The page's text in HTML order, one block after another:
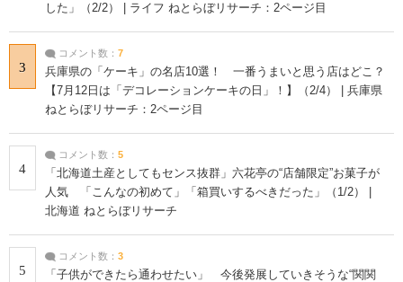
した」（2/2） | ライフ ねとらぼリサーチ：2ページ目
3
コメント数： 7
兵庫県の「ケーキ」の名店10選！ 一番うまいと思う店はどこ？
【7月12日は「デコレーションケーキの日」！】（2/4） | 兵庫県
ねとらぼリサーチ：2ページ目
4
コメント数： 5
「北海道土産としてもセンス抜群」六花亭の“店舗限定”お菓子が
人気 「こんなの初めて」「箱買いするべきだった」（1/2） |
北海道 ねとらぼリサーチ
5
コメント数： 3
「子供ができたら通わせたい」 今後発展していきそうな“関関